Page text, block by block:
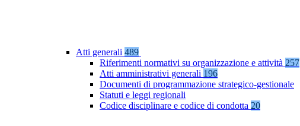
Atti generali 489
Riferimenti normativi su organizzazione e attività 257
Atti amministrativi generali 196
Documenti di programmazione strategico-gestionale
Statuti e leggi regionali
Codice disciplinare e codice di condotta 20